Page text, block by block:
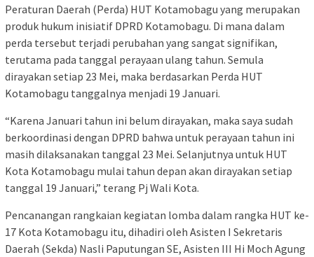
Peraturan Daerah (Perda) HUT Kotamobagu yang merupakan
produk hukum inisiatif DPRD Kotamobagu. Di mana dalam
perda tersebut terjadi perubahan yang sangat signifikan,
terutama pada tanggal perayaan ulang tahun. Semula
dirayakan setiap 23 Mei, maka berdasarkan Perda HUT
Kotamobagu tanggalnya menjadi 19 Januari.
“Karena Januari tahun ini belum dirayakan, maka saya sudah
berkoordinasi dengan DPRD bahwa untuk perayaan tahun ini
masih dilaksanakan tanggal 23 Mei. Selanjutnya untuk HUT
Kota Kotamobagu mulai tahun depan akan dirayakan setiap
tanggal 19 Januari,” terang Pj Wali Kota.
Pencanangan rangkaian kegiatan lomba dalam rangka HUT ke-
17 Kota Kotamobagu itu, dihadiri oleh Asisten I Sekretaris
Daerah (Sekda) Nasli Paputungan SE, Asisten III Hi Moch Agung